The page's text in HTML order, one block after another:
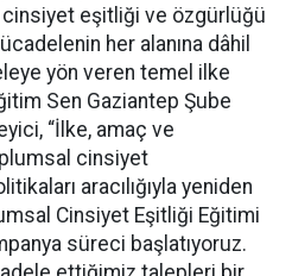
eşitliği ve özgürlüğü
her alanına dâhil
yön veren temel ilke
Sen Gaziantep Şube
“İlke, amaç ve
cinsiyet
aracılığıyla yeniden
Cinsiyet Eşitliği Eğitimi
süreci başlatıyoruz.